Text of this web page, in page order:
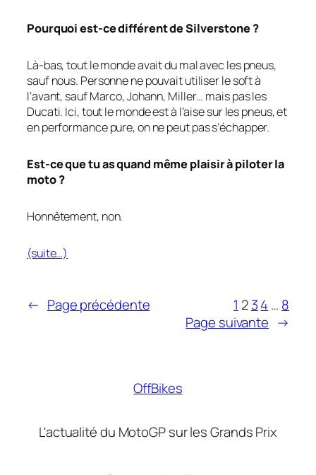
Pourquoi est-ce différent de Silverstone ?
Là-bas, tout le monde avait du mal avec les pneus,
sauf nous. Personne ne pouvait utiliser le soft à
l’avant, sauf Marco, Johann, Miller… mais pas les
Ducati. Ici, tout le monde est à l’aise sur les pneus, et
en performance pure, on ne peut pas s’échapper.
Est-ce que tu as quand même plaisir à piloter la
moto ?
Honnêtement, non.
(suite…)
← Page précédente 1 2 34 … 8
Page suivante →
OffBikes
L'actualité du MotoGP sur les Grands Prix